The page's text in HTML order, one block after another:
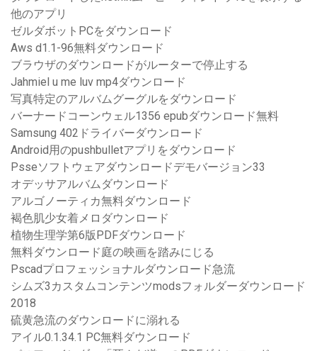
他のアプリ
ゼルダボットPCをダウンロード
Aws d1.1-96無料ダウンロード
ブラウザのダウンロードがルーターで停止する
Jahmiel u me luv mp4ダウンロード
写真特定のアルバムグーグルをダウンロード
バーナードコーンウェル1356 epubダウンロード無料
Samsung 402ドライバーダウンロード
Android用のpushbulletアプリをダウンロード
Psseソフトウェアダウンロードデモバージョン33
オデッサアルバムダウンロード
アルゴノーティカ無料ダウンロード
褐色肌少女着メロダウンロード
植物生理学第6版PDFダウンロード
無料ダウンロード庭の映画を踏みにじる
Pscadプロフェッショナルダウンロード急流
シムズ3カスタムコンテンツmodsフォルダーダウンロード
2018
硫黄急流のダウンロードに溺れる
アイル0.1.34.1 PC無料ダウンロード